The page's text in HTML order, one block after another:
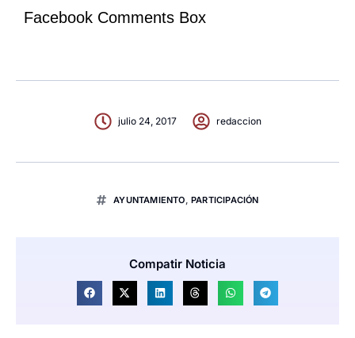
Facebook Comments Box
julio 24, 2017 redaccion
AYUNTAMIENTO ,PARTICIPACIÓN
Compatir Noticia